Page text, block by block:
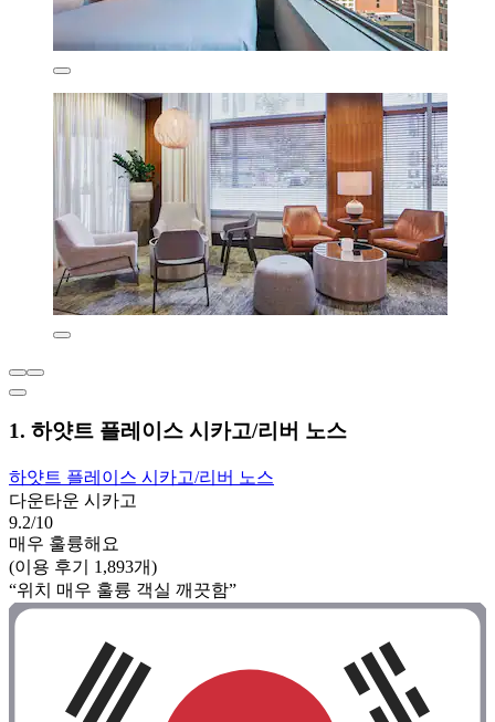
1. 하얏트 플레이스 시카고/리버 노스
하얏트 플레이스 시카고/리버 노스
다운타운 시카고
9.2/10
매우 훌륭해요
(이용 후기 1,893개)
“위치 매우 훌륭 객실 깨끗함”